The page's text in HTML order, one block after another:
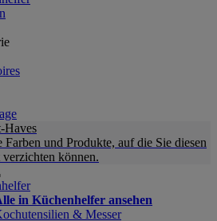
Haves
Farben und Produkte, auf die Sie diesen
können.
in Küchenhelfer ansehen
& Messer